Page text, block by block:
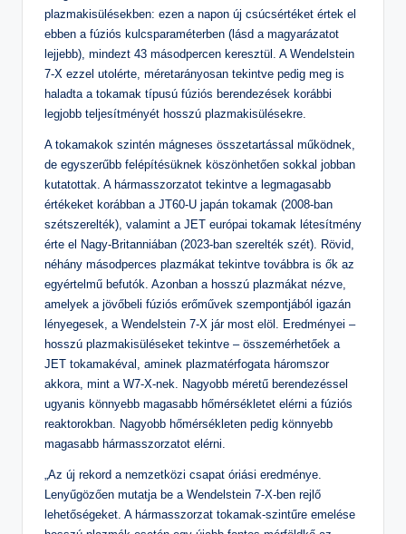
plazmakisülésekben: ezen a napon új csúcsértéket értek el
ebben a fúziós kulcsparaméterben (lásd a magyarázatot
lejjebb), mindezt 43 másodpercen keresztül. A Wendelstein
7-X ezzel utolérte, méretarányosan tekintve pedig meg is
haladta a tokamak típusú fúziós berendezések korábbi
legjobb teljesítményét hosszú plazmakisülésekre.
A tokamakok szintén mágneses összetartással működnek,
de egyszerűbb felépítésüknek köszönhetően sokkal jobban
kutatottak. A hármasszorzatot tekintve a legmagasabb
értékeket korábban a JT60-U japán tokamak (2008-ban
szétszerelték), valamint a JET európai tokamak létesítmény
érte el Nagy-Britanniában (2023-ban szerelték szét). Rövid,
néhány másodperces plazmákat tekintve továbbra is ők az
egyértelmű befutók. Azonban a hosszú plazmákat nézve,
amelyek a jövőbeli fúziós erőművek szempontjából igazán
lényegesek, a Wendelstein 7-X jár most elöl. Eredményei –
hosszú plazmakisüléseket tekintve – összemérhetőek a
JET tokamakéval, aminek plazmatérfogata háromszor
akkora, mint a W7-X-nek. Nagyobb méretű berendezéssel
ugyanis könnyebb magasabb hőmérsékletet elérni a fúziós
reaktorokban. Nagyobb hőmérsékleten pedig könnyebb
magasabb hármasszorzatot elérni.
„Az új rekord a nemzetközi csapat óriási eredménye.
Lenyűgözően mutatja be a Wendelstein 7-X-ben rejlő
lehetőségeket. A hármasszorzat tokamak-szintűre emelése